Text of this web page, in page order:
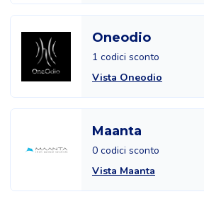
Oneodio
1 codici sconto
Vista Oneodio
Maanta
0 codici sconto
Vista Maanta